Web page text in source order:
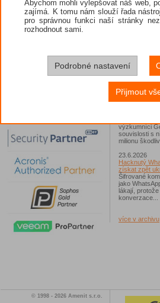
26.6.2026
ESET: S
zaplavují
Chase Home
Race
útočníků bylo
Polsko,
Slovenskem...
24.6.2026
výzkumníci
souvislosti s
milionu
23.6.2026
Hacknutý
získat zpět
Šifrované
jako
lákají,
konverzace...
více v archivu
© 1998 - 2026 Amenit s.r.o.
Abychom mohli vylepšovat náš web,
zajímá. K tomu nám slouží řada
pro správnou funkci naší stránky
rozhodnout sami.
Podrobné nastavení
Přijmout